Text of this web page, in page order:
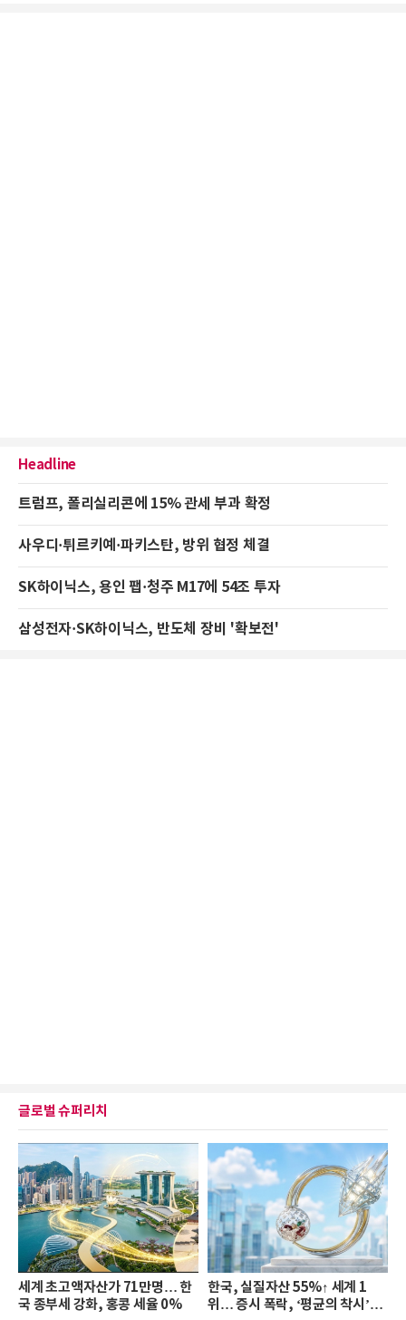
Headline
트럼프, 폴리실리콘에 15% 관세 부과 확정
사우디·튀르키예·파키스탄, 방위 협정 체결
SK하이닉스, 용인 팹·청주 M17에 54조 투자
삼성전자·SK하이닉스, 반도체 장비 '확보전'
글로벌 슈퍼리치
세계 초고액자산가 71만명… 한
국 종부세 강화, 홍콩 세율 0%
한국, 실질자산 55%↑ 세계 1
위… 증시 폭락, ‘평균의 착시’와